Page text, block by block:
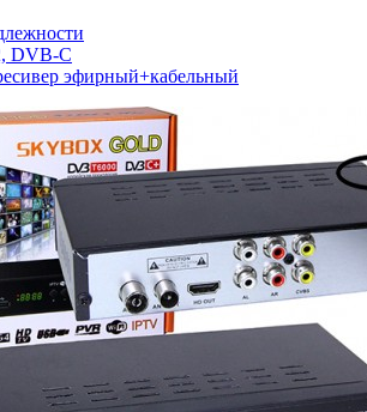
DVB-C
эфирный+кабельный